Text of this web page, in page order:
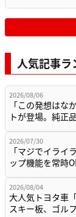
人気記事
2026/08/06
「この発想は
トが登場。純正
2026/07/30
「マジでイラ
ップ機能を常時
2026/08/04
大人気トヨタ車
スキー板、ゴル